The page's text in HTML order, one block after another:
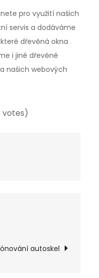
pro využití našich
servis a dodáváme
kterédřevěná okna
i jiné dřevěné
našich webových
autoskel